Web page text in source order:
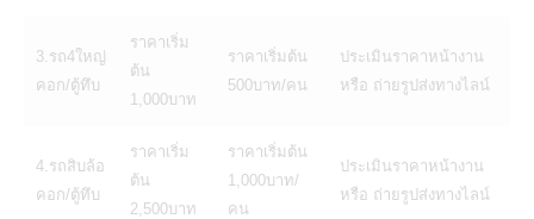
3.รถ4ใหญ่
คอก/ตู้ทึบ
ราคาเริ่ม
ต้น
1,000บาท
ราคาเริ่มต้น
500บาท/คน
ประเมินราคาหน้างาน
หรือ ถ่ายรูปส่งทางไลน์
4.รถสิบล้อ
คอก/ตู้ทึบ
ราคาเริ่ม
ต้น
2,500บาท
ราคาเริ่มต้น
1,000บาท/
คน
ประเมินราคาหน้างาน
หรือ ถ่ายรูปส่งทางไลน์